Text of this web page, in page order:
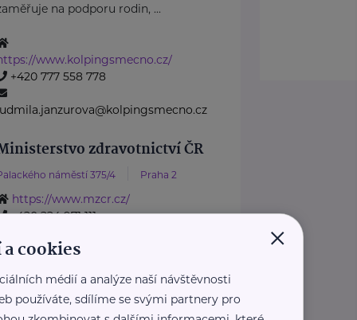
na podporu rodin, ...
www.kolpingsmecno.cz/
+420 777 558 778
zdravotnictví ČR
náměstí 375/4 Praha 2
https://www.mzcr.cz/
+420 224 971 111
Dobrý anděl
3331/37 Praha 5
×
cookies
médií a analýze naší návštěvnosti
používáte, sdílíme se svými partnery pro